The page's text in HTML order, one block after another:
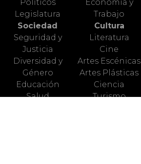
Políticos
Legislatura
Sociedad
Seguridad y
Justicia
Diversidad y
Género
Educación
Salud
Economía y
Trabajo
Cultura
Literatura
Cine
Artes Escénicas
Artes Plásticas
Ciencia
Turismo